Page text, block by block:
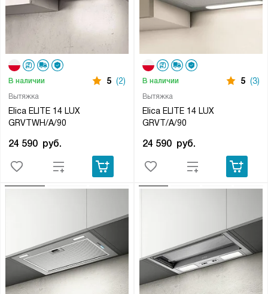
Вытяжка
Elica ELITE 14 LUX
GRVTWH/A/90
В наличии 5 (2)
24 590 руб.
Вытяжка
Elica ELITE 14 LUX
GRVT/A/90
В наличии 5 (3)
24 590 руб.